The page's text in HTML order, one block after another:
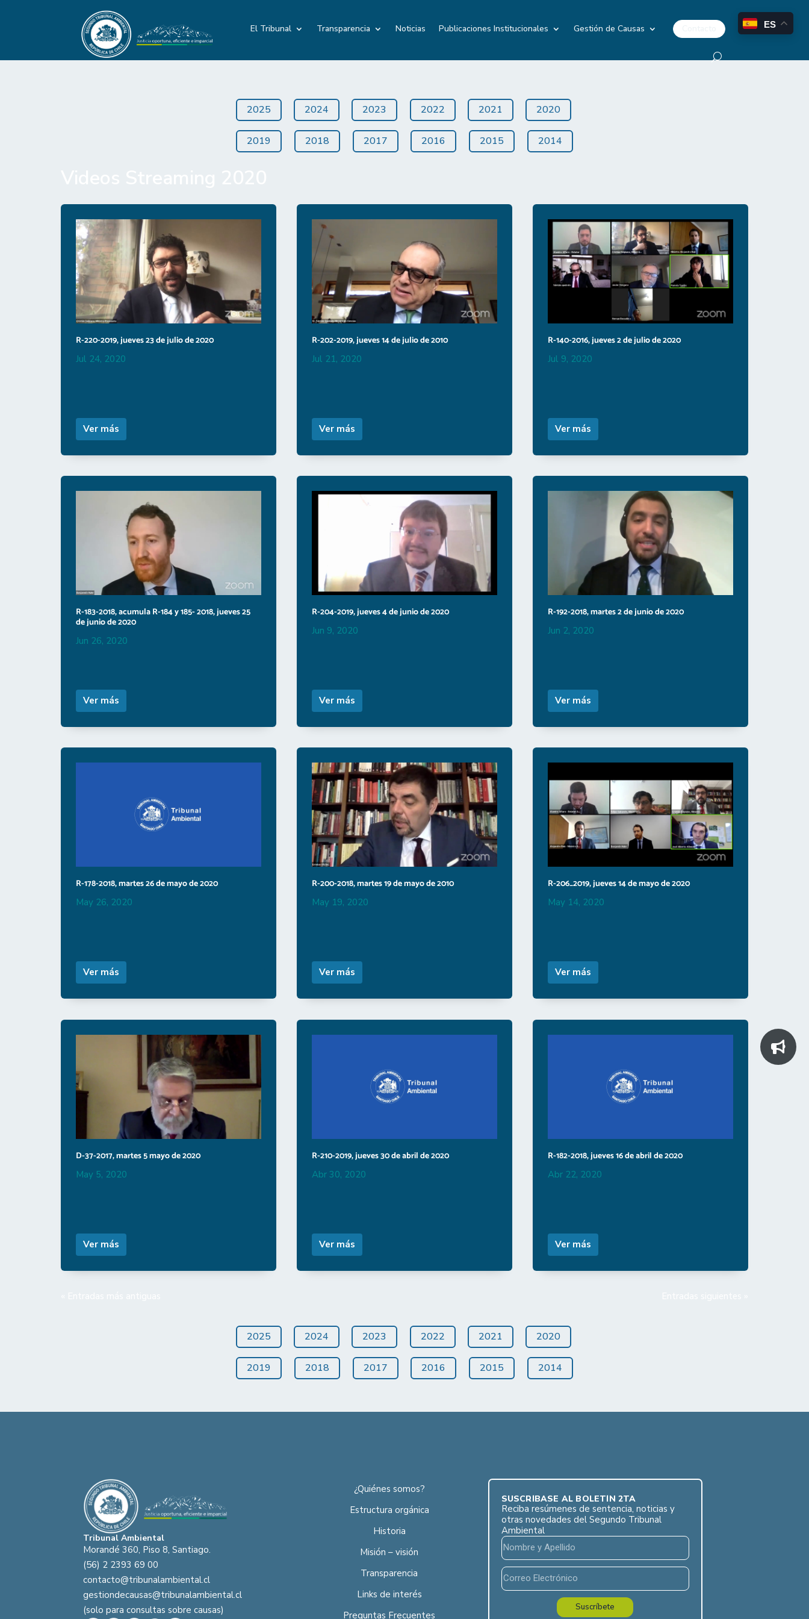
El Tribunal Transparencia Noticias Publicaciones Institucionales Gestión de Causas
2025 2024 2023 2022 2021 2020
2019 2018 2017 2016 2015 2014
R-220-2019, jueves 23 de julio de 2020
Jul 24, 2020
Ver más
R-183-2018, acumula R-184 y 185- 2018, jueves 25
de junio de 2020
Jun 26, 2020
Ver más
R-178-2018, martes 26 de mayo de 2020
May 26, 2020
Ver más
D-37-2017, martes 5 mayo de 2020
May 5, 2020
Ver más
R-202-2019, jueves 14 de julio de 2010
Jul 21, 2020
Ver más
R-204-2019, jueves 4 de junio de 2020
Jun 9, 2020
Ver más
R-200-2018, martes 19 de mayo de 2010
May 19, 2020
Ver más
R-210-2019, jueves 30 de abril de 2020
Abr 30, 2020
Ver más
R-140-2016, jueves 2 de julio de 2020
Jul 9, 2020
Ver más
R-192-2018, martes 2 de junio de 2020
Jun 2, 2020
Ver más
R-206_2019, jueves 14 de mayo de 2020
May 14, 2020
Ver más
R-182-2018, jueves 16 de abril de 2020
Abr 22, 2020
Ver más
2025 2024 2023 2022 2021 2020
2019 2018 2017 2016 2015 2014
Tribunal Ambiental
Morandé 360, Piso 8, Santiago.
(56) 2 2393 69 00
contacto@tribunalambiental.cl
gestiondecausas@tribunalambiental.cl
(solo para consultas sobre causas)
¿Quiénes somos?
Estructura orgánica
Historia
Misión – visión
Transparencia
Links de interés
Preguntas Frecuentes
SUSCRÍBASE AL BOLETÍN 2TA
Reciba resúmenes de sentencia, noticias y
otras novedades del Segundo Tribunal
Ambiental
Suscríbete
ES